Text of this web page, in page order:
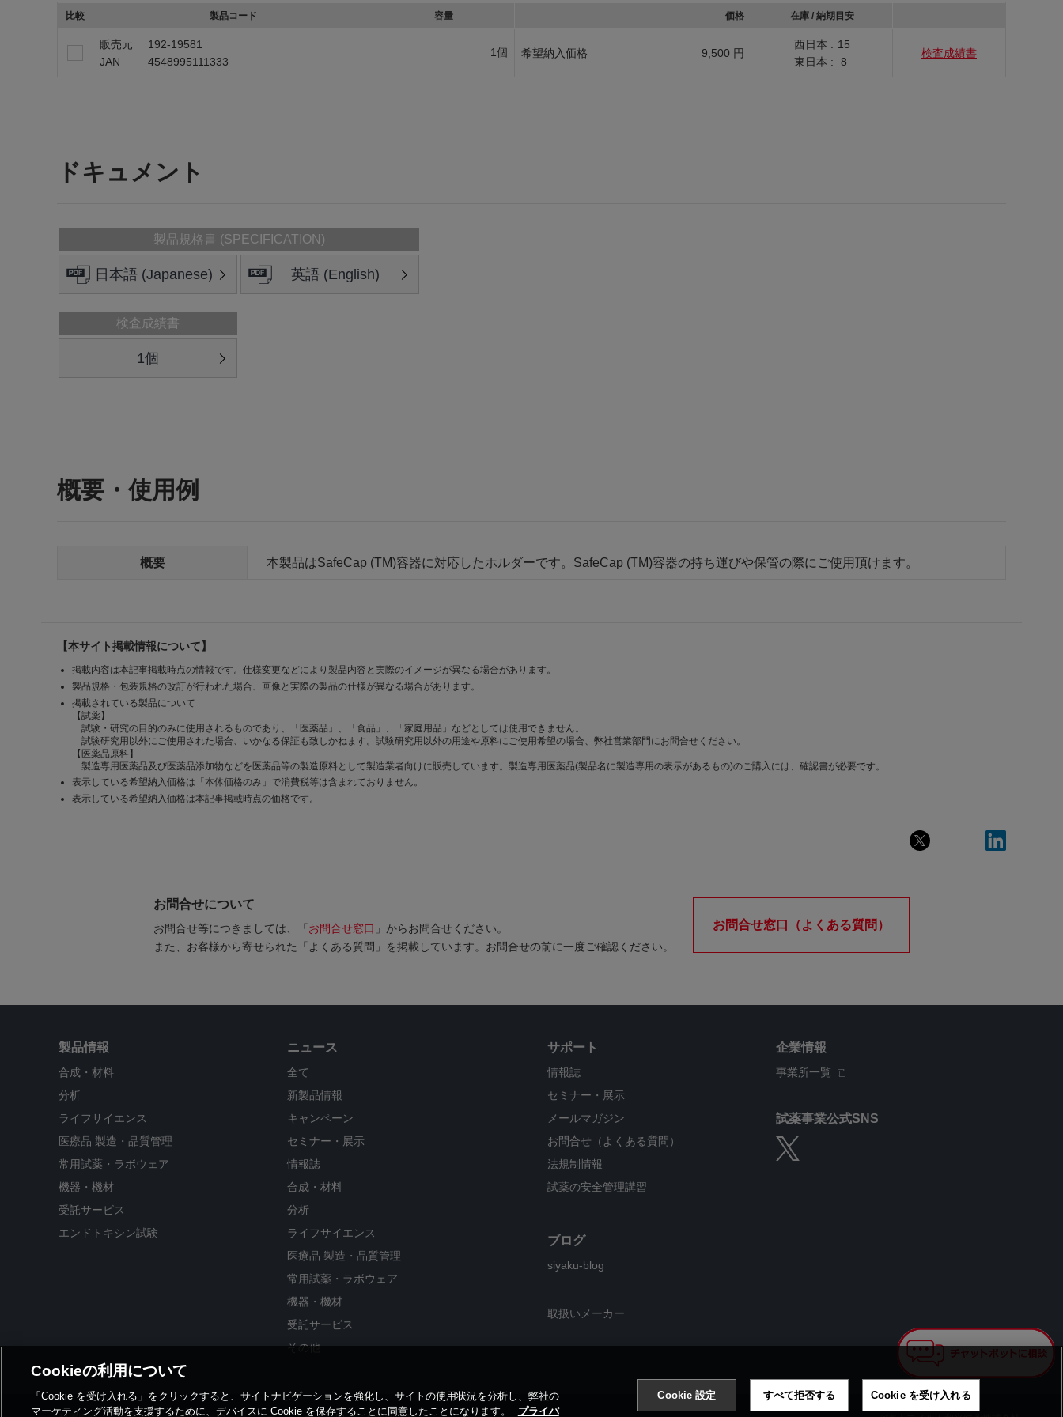
比較 製品コード 容量 価格 在庫 / 納期目安
販売元
192-19581
JAN
4548995111333
1個 希望納入価格 9,500 円
西日本 : 15
東日本 :
8
検査成績書
ドキュメント
製品規格書 (SPECIFICATION)
日本語 (Japanese) 英語 (English)
検査成績書
1個
概要・使用例
概要 本製品はSafeCap (TM)容器に対応したホルダーです。SafeCap (TM)容器の持ち運びや保管の際にご使用頂けます。
【本サイト掲載情報について】
掲載内容は本記事掲載時点の情報です。仕様変更などにより製品内容と実際のイメージが異なる場合があります。
製品規格・包装規格の改訂が行われた場合、画像と実際の製品の仕様が異なる場合があります。
掲載されている製品について
【試薬】
試験・研究の目的のみに使用されるものであり、「医薬品」、「食品」、「家庭用品」などとしては使用できません。
試験研究用以外にご使用された場合、いかなる保証も致しかねます。試験研究用以外の用途や原料にご使用希望の場合、弊社営業部門にお問合せください。
【医薬品原料】
製造専用医薬品及び医薬品添加物などを医薬品等の製造原料として製造業者向けに販売しています。製造専用医薬品(製品名に製造専用の表示があるもの)のご購入には、確認書が必要です。
表示している希望納入価格は「本体価格のみ」で消費税等は含まれておりません。
表示している希望納入価格は本記事掲載時点の価格です。
お問合せについて
お問合せ等につきましては、「 お問合せ窓口 」からお問合せください。
また、お客様から寄せられた「よくある質問」を掲載しています。お問合せの前に一度ご確認ください。
お問合せ窓口（よくある質問）
製品情報
合成・材料
分析
ライフサイエンス
医療品 製造・品質管理
常用試薬・ラボウェア
機器・機材
受託サービス
エンドトキシン試験
ニュース
全て
新製品情報
キャンペーン
セミナー・展示
情報誌
合成・材料
分析
ライフサイエンス
医療品 製造・品質管理
常用試薬・ラボウェア
機器・機材
受託サービス
その他
サポート
情報誌
セミナー・展示
メールマガジン
お問合せ（よくある質問）
法規制情報
試薬の安全管理講習
ブログ
siyaku-blog
取扱いメーカー
企業情報
事業所一覧
試薬事業公式SNS
Cookieの利用について
「Cookie を受け入れる」をクリックすると、サイトナビゲーションを強化し、サイトの使用状況を分析し、弊社の
マーケティング活動を支援するために、デバイスに Cookie を保存することに同意したことになります。
プライバ
Cookie 設定 すべて拒否する Cookie を受け入れる